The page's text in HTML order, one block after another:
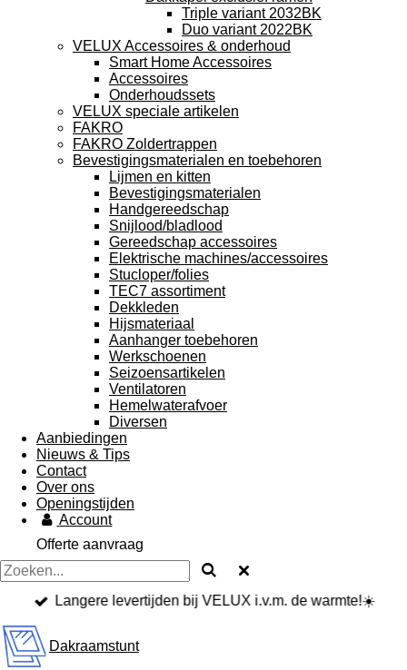
Triple variant 2032BK
Duo variant 2022BK
VELUX Accessoires & onderhoud
Smart Home Accessoires
Accessoires
Onderhoudssets
VELUX speciale artikelen
FAKRO
FAKRO Zoldertrappen
Bevestigingsmaterialen en toebehoren
Lijmen en kitten
Bevestigingsmaterialen
Handgereedschap
Snijlood/bladlood
Gereedschap accessoires
Elektrische machines/accessoires
Stucloper/folies
TEC7 assortiment
Dekkleden
Hijsmateriaal
Aanhanger toebehoren
Werkschoenen
Seizoensartikelen
Ventilatoren
Hemelwaterafvoer
Diversen
Aanbiedingen
Nieuws & Tips
Contact
Over ons
Openingstijden
Account
Offerte aanvraag
Langere levertijden bij VELUX i.v.m. de warmte!☀️
Dakraamstunt